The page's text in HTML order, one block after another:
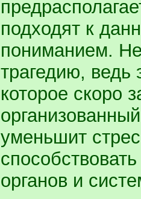
подходят к
пониманием. Не
трагедию, ведь
которое скоро
уменьшит
органов и